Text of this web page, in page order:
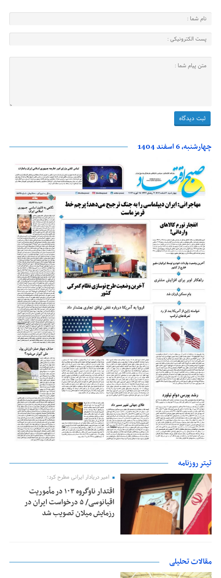
چهارشنبه، 6 اسفند 1404
تیتر روزنامه
امیر دریادار ایرانی مطرح کرد؛
اقتدار ناوگروه ۱۰۳ در مأموریت‌
اقیانوسی/ ۵ درخواست ایران در
رزمایش میلان تصویب شد
مقالات تحلیلی